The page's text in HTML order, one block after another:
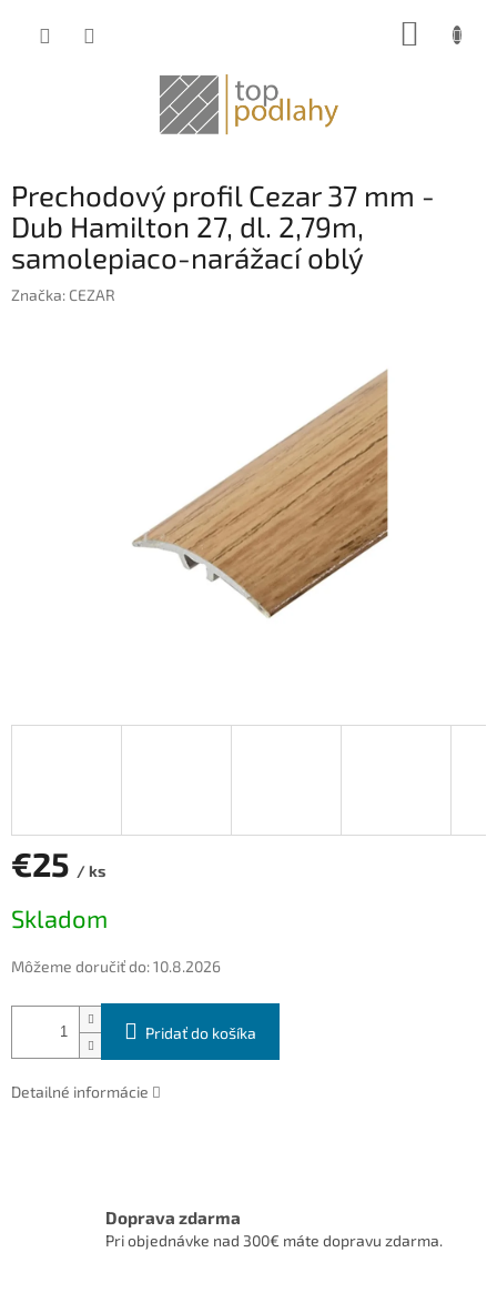
Prechodový profil Cezar 37 mm -
Dub Hamilton 27, dl. 2,79m,
samolepiaco-narážací oblý
Značka: CEZAR
€25 / ks
cena:
Skladom
Môžeme doručiť do:10.8.2026
Pridať do košíka
Detailné informácie
Doprava zdarma
Pri objednávke nad 300€ máte dopravu zdarma.